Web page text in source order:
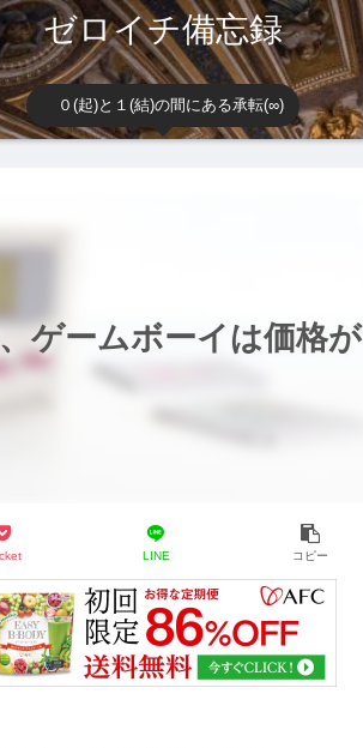
ゼロイチ備忘録
０(起)と１(結)の間にある承転(∞)
ゲームボーイは価格が
LINE コピー